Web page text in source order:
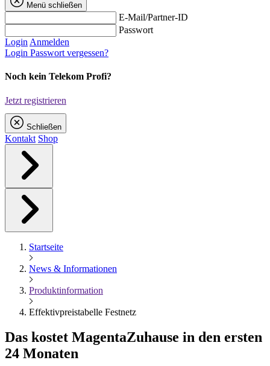
Menü schließen
E-Mail/Partner-ID
Passwort
Login Anmelden
Login Passwort vergessen?
Noch kein Telekom Profi?
Jetzt registrieren
Schließen
Kontakt Shop
Startseite
News & Informationen
Produktinformation
Effektivpreistabelle Festnetz
Das kostet MagentaZuhause in den ersten
24 Monaten